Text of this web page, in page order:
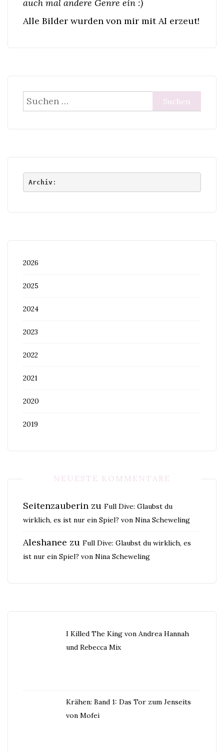
auch mal andere Genre ein :)
Alle Bilder wurden von mir mit AI erzeut!
Suchen
nach:
Archiv:
2026
2025
2024
2023
2022
2021
2020
2019
NEUESTE KOMMENTARE
Seitenzauberin zu Full Dive: Glaubst du
wirklich, es ist nur ein Spiel? von Nina Scheweling
Aleshanee zu Full Dive: Glaubst du wirklich, es
ist nur ein Spiel? von Nina Scheweling
I Killed The King von Andrea Hannah
und Rebecca Mix
Krähen: Band 1: Das Tor zum Jenseits
von Mofei